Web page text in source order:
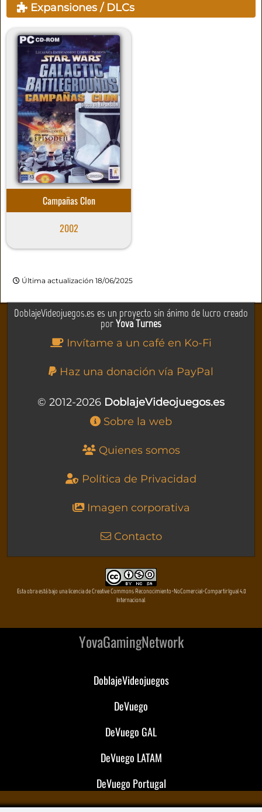
Expansiones / DLCs
Campañas Clon
2002
Última actualización 18/06/2025
DoblajeVideojuegos.es es un proyecto sin ánimo de lucro creado
porYova Turnes
Invítame a un café en Ko-Fi
Haz una donación vía PayPal
© 2012-2026 DoblajeVideojuegos.es
Sobre la web
Quienes somos
Política de Privacidad
Imagen corporativa
Contacto
Esta obra está bajo una licencia de Creative Commons Reconocimiento-NoComercial-CompartirIgual 4.0
Internacional
YovaGamingNetwork
DoblajeVideojuegos
DeVuego
DeVuego GAL
DeVuego LATAM
DeVuego Portugal